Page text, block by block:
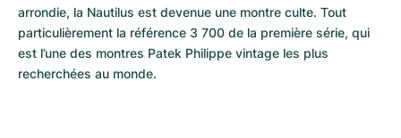
arrondie, la Nautilus est devenue une montre culte. Tout
particulièrement la référence 3 700 de la première série, qui
est l’une des montres Patek Philippe vintage les plus
recherchées au monde.